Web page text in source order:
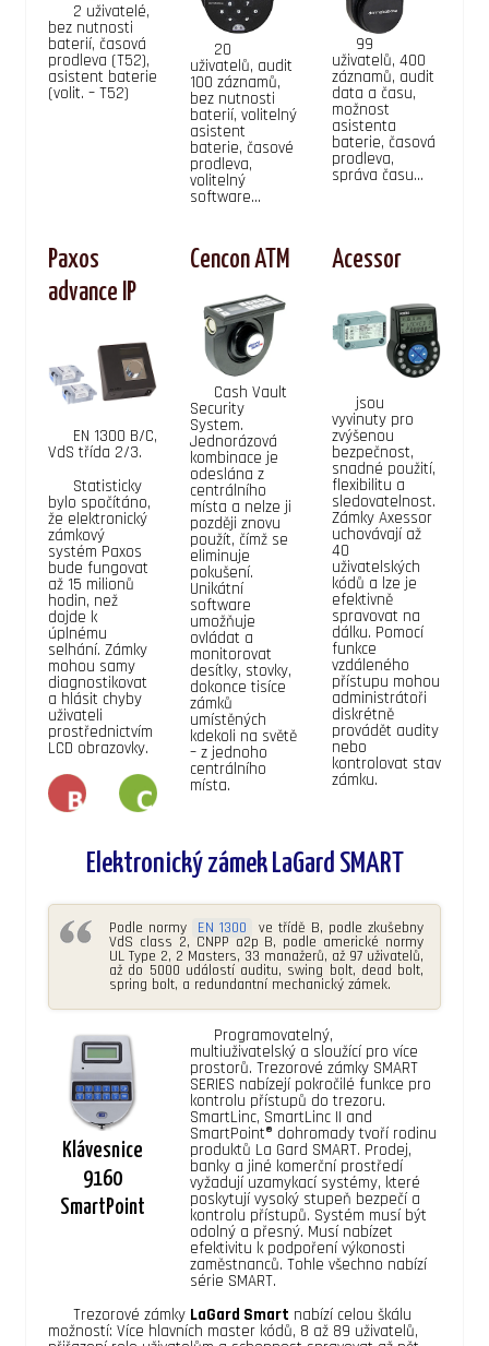
2 uživatelé,
bez nutnosti
baterií, časová
prodleva (T52),
asistent baterie
(volit. – T52)
20
uživatelů, audit
100 záznamů,
bez nutnosti
baterií, volitelný
asistent
baterie, časové
prodleva,
volitelný
software...
99
uživatelů, 400
záznamů, audit
data a času,
možnost
asistenta
baterie, časová
prodleva,
správa času...
Paxos
advance IP
EN 1300 B/C,
VdS třída 2/3.
Statisticky
bylo spočítáno,
že elektronický
zámkový
systém Paxos
bude fungovat
až 15 milionů
hodin, než
dojde k
úplnému
selhání. Zámky
mohou samy
diagnostikovat
a hlásit chyby
uživateli
prostřednictvím
LCD obrazovky.
Cencon ATM
Cash Vault
Security
System.
Jednorázová
kombinace je
odeslána z
centrálního
místa a nelze ji
později znovu
použít, čímž se
eliminuje
pokušení.
Unikátní
software
umožňuje
ovládat a
monitorovat
desítky, stovky,
dokonce tisíce
zámků
umístěných
kdekoli na světě
– z jednoho
centrálního
místa.
Acessor
jsou
vyvinuty pro
zvýšenou
bezpečnost,
snadné použití,
flexibilitu a
sledovatelnost.
Zámky Axessor
uchovávají až
40
uživatelských
kódů a lze je
efektivně
spravovat na
dálku. Pomocí
funkce
vzdáleného
přístupu mohou
administrátoři
diskrétně
provádět audity
nebo
kontrolovat stav
zámku.
Elektronický zámek LaGard SMART
Podle normy EN 1300 ve třídě B, podle zkušebny
VdS class 2, CNPP a2p B, podle americké normy
UL Type 2, 2 Masters, 33 manažerů, až 97 uživatelů,
až do 5000 událostí auditu, swing bolt, dead bolt,
spring bolt, a redundantní mechanický zámek.
Klávesnice
9160
SmartPoint
Programovatelný,
multiuživatelský a sloužící pro více
prostorů. Trezorové zámky SMART
SERIES nabízejí pokročilé funkce pro
kontrolu přístupů do trezoru.
SmartLinc, SmartLinc II and
SmartPoint® dohromady tvoří rodinu
produktů La Gard SMART. Prodej,
banky a jiné komerční prostředí
vyžadují uzamykací systémy, které
poskytují vysoký stupeň bezpečí a
kontrolu přístupů. Systém musí být
odolný a přesný. Musí nabízet
efektivitu k podpoření výkonosti
zaměstnanců. Tohle všechno nabízí
série SMART.
Trezorové zámky LaGard Smart nabízí celou škálu
možností: Více hlavních master kódů, 8 až 89 uživatelů,